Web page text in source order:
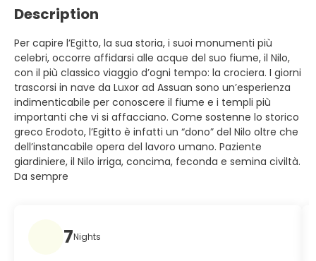
Description
Per capire l’Egitto, la sua storia, i suoi monumenti più
celebri, occorre affidarsi alle acque del suo fiume, il Nilo,
con il più classico viaggio d’ogni tempo: la crociera. I giorni
trascorsi in nave da Luxor ad Assuan sono un’esperienza
indimenticabile per conoscere il fiume e i templi più
importanti che vi si affacciano. Come sostenne lo storico
greco Erodoto, l’Egitto è infatti un “dono” del Nilo oltre che
dell’instancabile opera del lavoro umano. Paziente
giardiniere, il Nilo irriga, concima, feconda e semina civiltà.
Da sempre
7Nights